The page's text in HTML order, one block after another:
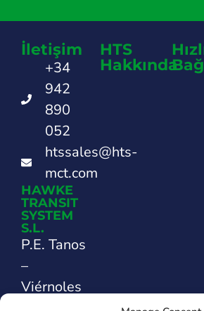
İletişim
+34
942
890
052
htssales@hts-
mct.com
HAWKE
TRANSIT
SYSTEM
S.L.
P.E. Tanos
–
Viérnoles
HTS
Hakkında